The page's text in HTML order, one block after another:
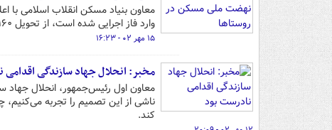
وارد فاز اجرایی شده است، از تحویل ۱۶۰ هزار واحد از این تعداد به مردم خبر داد.
۱۵ مهر ۰۲ - ۱۶:۲۳
مخبر: انحلال جهاد سازندگی اقدامی
معاون اول رئیس‌جمهور، انحلال
ناشی از این تصمیم را تجربه می‌کنیم،
کند.